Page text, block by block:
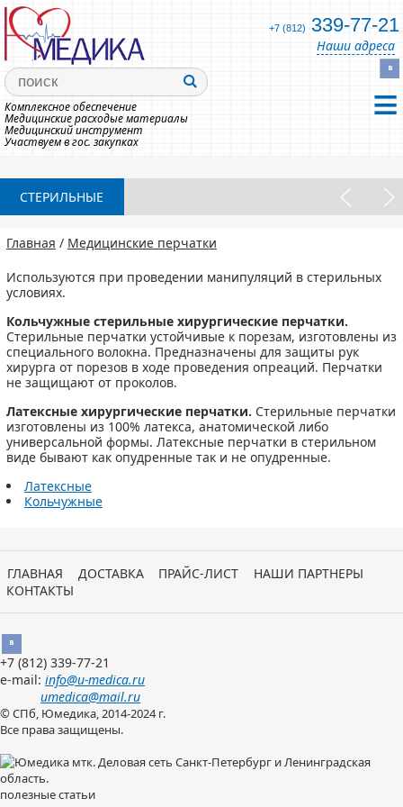
СТЕРИЛЬНЫЕ
Главная / Медицинские перчатки
Используются при проведении манипуляций в стерильных
условиях.
Кольчужные стерильные хирургические перчатки.
Стерильные перчатки устойчивые к порезам, изготовлены из
специального волокна. Предназначены для защиты рук
хирурга от порезов в ходе проведения опреаций. Перчатки
не защищают от проколов.
Латексные хирургические перчатки. Стерильные перчатки
изготовлены из 100% латекса, анатомической либо
универсальной формы. Латексные перчатки в стерильном
виде бывают как опудренные так и не опудренные.
Латексные
Кольчужные
Комплексное обеспечение
Медицинские расходые материалы
Медицинский инструмент
Участвуем в гос. закупках
+7 (812) 339-77-21
Наши адреса
ГЛАВНАЯ ДОСТАВКА ПРАЙС-ЛИСТ
НАШИ ПАРТНЕРЫ
КОНТАКТЫ
+7 (812) 339-77-21
e-mail: info@u-medica.ru
umedica@mail.ru
© СПб, Юмедика, 2014-2024 г.
Все права защищены.
полезные статьи